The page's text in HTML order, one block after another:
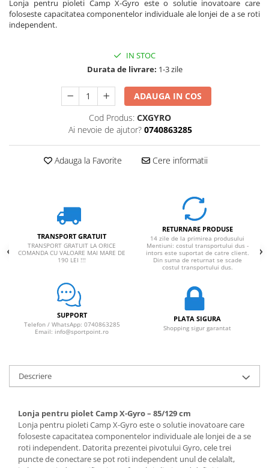
Lonja pentru pioleti Camp X-Gyro este o solutie inovatoare care
foloseste capacitatea componentelor individuale ale lonjei de a se roti
independent.
IN STOC
Durata de livrare: 1-3 zile
ADAUGA IN COS
Cod Produs: CXGYRO
Ai nevoie de ajutor? 0740863285
Adauga la Favorite Cere informatii
TRANSPORT GRATUIT
TRANSPORT GRATUIT LA ORICE
COMANDA CU VALOARE MAI MARE DE
190 LEI !!!
RETURNARE PRODUSE
14 zile de la primirea produsului
Mentiuni: costul transportului dus -
intors este suportat de catre client.
Din suma de returnat se scade
costul transportului dus.
SUPPORT
Telefon / WhatsApp: 0740863285
Email: info@sportpoint.ro
PLATA SIGURA
Shopping sigur garantat
Descriere
Lonja pentru piolet Camp X-Gyro – 85/129 cm
Lonja pentru pioleti Camp X-Gyro este o solutie inovatoare care
foloseste capacitatea componentelor individuale ale lonjei de a se
roti independent. Datorita prezentei pivotului Gyro, cele trei
puncte de conectare se pot roti independent unul de celalalt,